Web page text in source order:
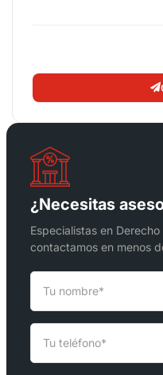
¿Necesitas
Especialistas en
contactamos en menos